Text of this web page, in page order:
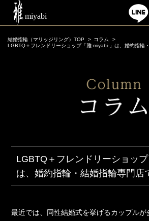
結婚指輪（マリッジリング）TOP
コラム
LGBTQ＋フレンドリーショップ「雅-miyabi-」は、婚約指輪
LGBTQ＋フレンドリーショップ
は、婚約指輪・結婚指輪専門店
最近では、同性結婚式を挙げるカップルが